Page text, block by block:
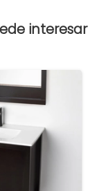
interesar